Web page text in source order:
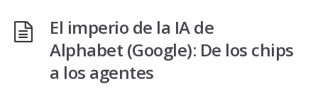
El imperio de la IA de
Alphabet (Google): De los chips
a los agentes